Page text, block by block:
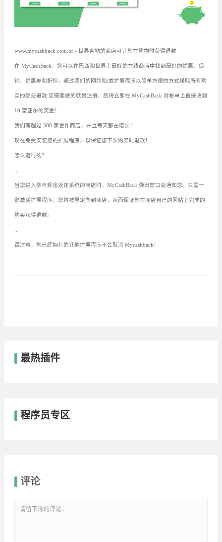
www.mycashback.com.br - 世界各地的商店可让您在购物时获得退款
在 MyCashBack，您可以在巴西和世界上最好的在线商店中找到最好的优惠、促
销、优惠券和折扣，通过我们的网站和/或扩展程序以简单方便的方式赚取所有购
买的部分退款.您需要做的就是注册，您将立即在 MyCashBack 对帐单上直接收到
10 雷亚尔的奖金！
我们有超过 300 家合作商店，并且每天都在增长！
现在免费安装您的扩展程序，以保证您下次购买时退款！
怎么运行的？
当您进入参与现金返还系统的商店时，MyCashBack 弹出窗口会通知您。只需一
键激活扩展程序，您将被重定向到商店，从而保证您在商店自己的网站上完成的
购买获得退款。
请注意，您已经拥有的其他扩展程序不会取消 Mycashback！
最热插件
程序员专区
评论